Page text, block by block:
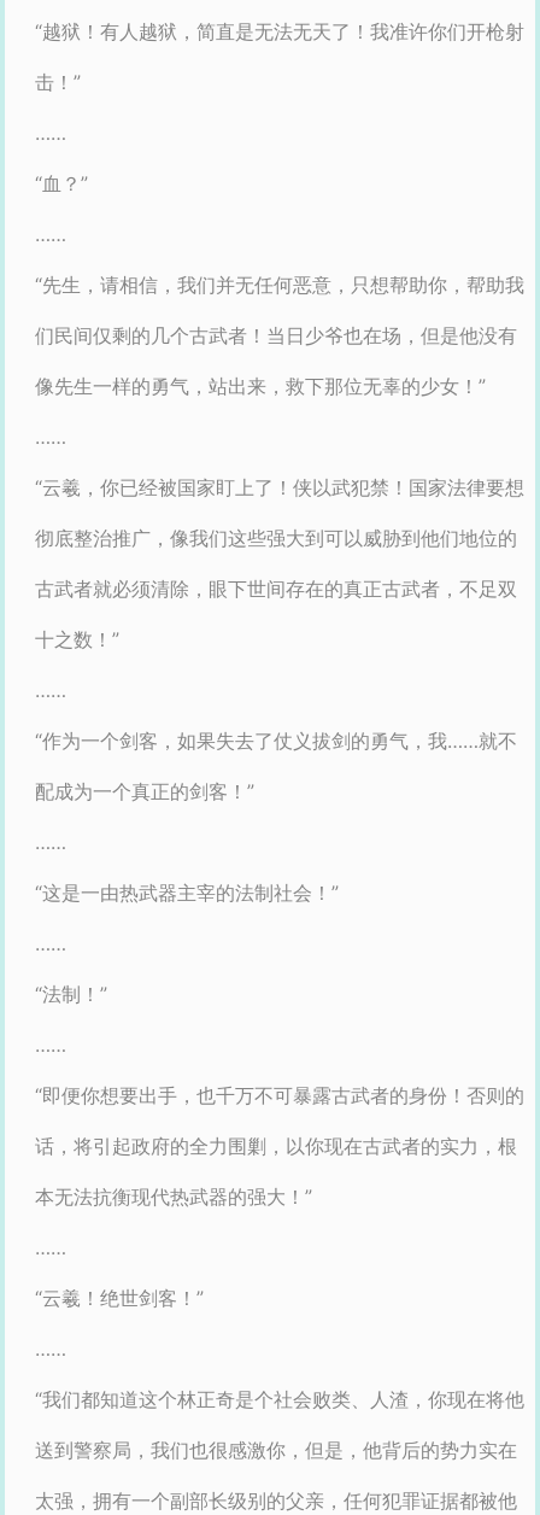
“越狱！有人越狱，简直是无法无天了！我准许你们开枪射
击！”
……
“血？”
……
“先生，请相信，我们并无任何恶意，只想帮助你，帮助我
们民间仅剩的几个古武者！当日少爷也在场，但是他没有
像先生一样的勇气，站出来，救下那位无辜的少女！”
……
“云羲，你已经被国家盯上了！侠以武犯禁！国家法律要想
彻底整治推广，像我们这些强大到可以威胁到他们地位的
古武者就必须清除，眼下世间存在的真正古武者，不足双
十之数！”
……
“作为一个剑客，如果失去了仗义拔剑的勇气，我……就不
配成为一个真正的剑客！”
……
“这是一由热武器主宰的法制社会！”
……
“法制！”
……
“即便你想要出手，也千万不可暴露古武者的身份！否则的
话，将引起政府的全力围剿，以你现在古武者的实力，根
本无法抗衡现代热武器的强大！”
……
“云羲！绝世剑客！”
……
“我们都知道这个林正奇是个社会败类、人渣，你现在将他
送到警察局，我们也很感激你，但是，他背后的势力实在
太强，拥有一个副部长级别的父亲，任何犯罪证据都被他